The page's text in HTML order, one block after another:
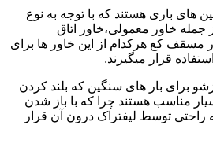
های باری هستند که با توجه به نوع
جمله خاور معمولی،خاور اتاق
مسقف کع هرکدام از این خاور ها برای
قرار میگیرند.
برای بار های سنگین که بلند کردن
مناسب هستند چرا که با باز شدن
راحتی توسط لیفتراک درون آن قرار